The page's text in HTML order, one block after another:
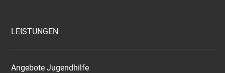
LEISTUNGEN
Angebote Jugendhilfe